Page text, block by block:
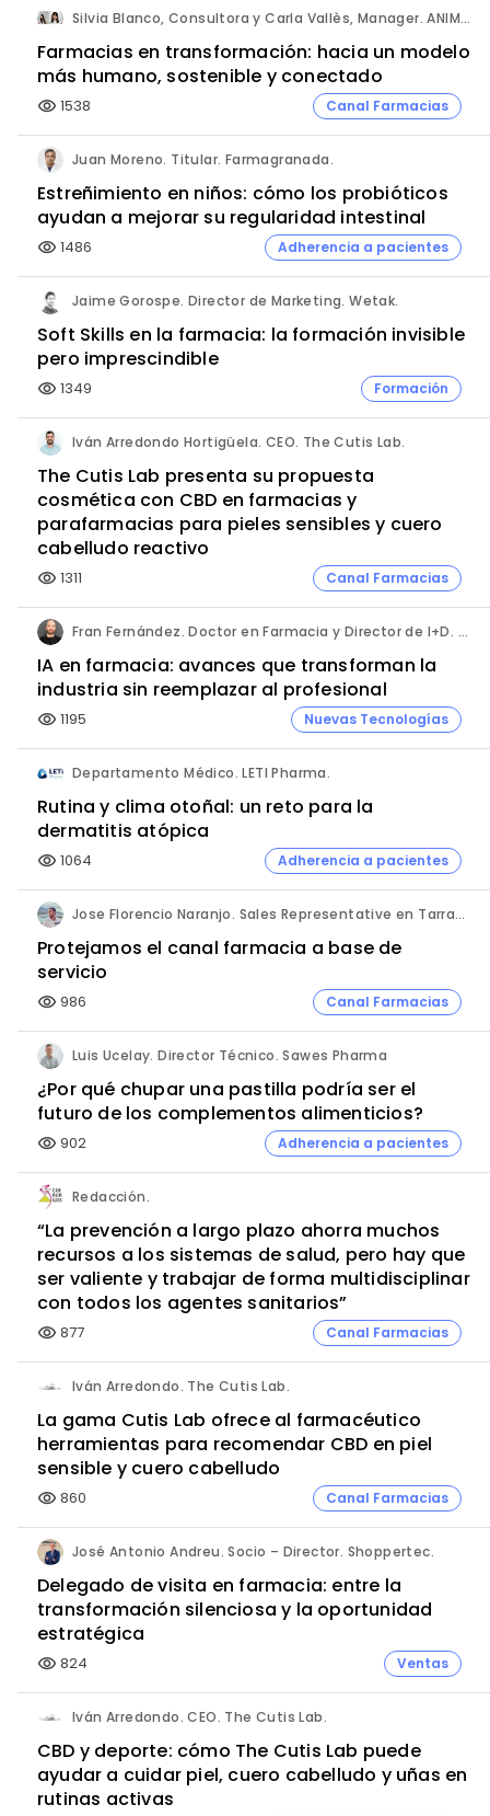
Silvia Blanco, Consultora y Carla Vallès, Manager. ANIMA.
Farmacias en transformación: hacia un modelo
más humano, sostenible y conectado
visibility 1538 Canal Farmacias
Juan Moreno. Titular. Farmagranada.
Estreñimiento en niños: cómo los probióticos
ayudan a mejorar su regularidad intestinal
visibility 1486 Adherencia a pacientes
Jaime Gorospe. Director de Marketing. Wetak.
Soft Skills en la farmacia: la formación invisible
pero imprescindible
visibility 1349 Formación
Iván Arredondo Hortigüela. CEO. The Cutis Lab.
The Cutis Lab presenta su propuesta
cosmética con CBD en farmacias y
parafarmacias para pieles sensibles y cuero
cabelludo reactivo
visibility 1311 Canal Farmacias
Fran Fernández. Doctor en Farmacia y Director de I+D. Labiana
IA en farmacia: avances que transforman la
industria sin reemplazar al profesional
visibility 1195 Nuevas Tecnologías
Departamento Médico. LETI Pharma.
Rutina y clima otoñal: un reto para la
dermatitis atópica
visibility 1064 Adherencia a pacientes
Jose Florencio Naranjo. Sales Representative en Tarragona.
Protejamos el canal farmacia a base de
servicio
visibility 986 Canal Farmacias
Luis Ucelay. Director Técnico. Sawes Pharma
¿Por qué chupar una pastilla podría ser el
futuro de los complementos alimenticios?
visibility 902 Adherencia a pacientes
Redacción.
“La prevención a largo plazo ahorra muchos
recursos a los sistemas de salud, pero hay que
ser valiente y trabajar de forma multidisciplinar
con todos los agentes sanitarios”
visibility 877 Canal Farmacias
Iván Arredondo. The Cutis Lab.
La gama Cutis Lab ofrece al farmacéutico
herramientas para recomendar CBD en piel
sensible y cuero cabelludo
visibility 860 Canal Farmacias
José Antonio Andreu. Socio – Director. Shoppertec.
Delegado de visita en farmacia: entre la
transformación silenciosa y la oportunidad
estratégica
visibility 824 Ventas
Iván Arredondo. CEO. The Cutis Lab.
CBD y deporte: cómo The Cutis Lab puede
ayudar a cuidar piel, cuero cabelludo y uñas en
rutinas activas